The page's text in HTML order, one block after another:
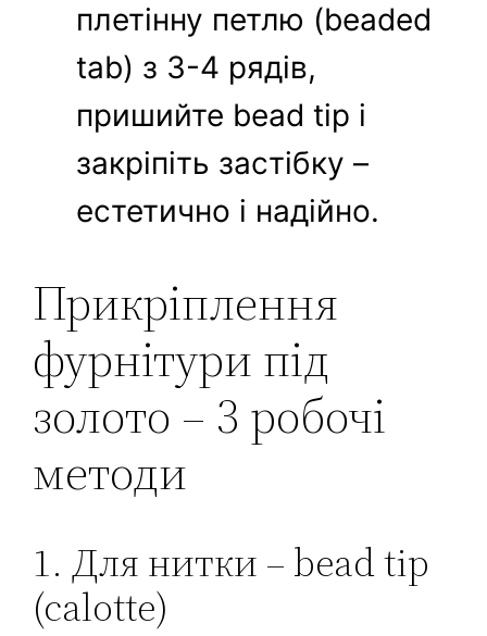
плетінну петлю (beaded
tab) з 3-4 рядів,
пришийте bead tip і
закріпіть застібку –
естетично і надійно.
Прикріплення
фурнітури під
золото – 3 робочі
методи
1. Для нитки – bead tip
(calotte)